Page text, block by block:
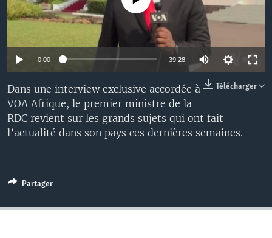
0:00 39:28
Télécharger
Dans une interview exclusive accordée à
VOA Afrique, le premier ministre de la
RDC revient sur les grands sujets qui ont fait
l’actualité dans son pays ces dernières semaines.
Partager